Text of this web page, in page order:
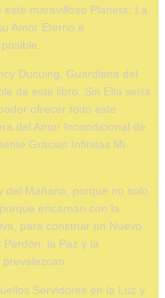
maravilloso Planeta: La
Amor Eterno e
Ducuing, Guardiana del
de este libro. Sin Ella sería
ofrecer todo este
del Amor Incondicional de
Gracias Infinitas Mi
del Mañana, porque no solo
encarnan con la
para construir un Nuevo
Perdón, la Paz y la
Servidores en la Luz y